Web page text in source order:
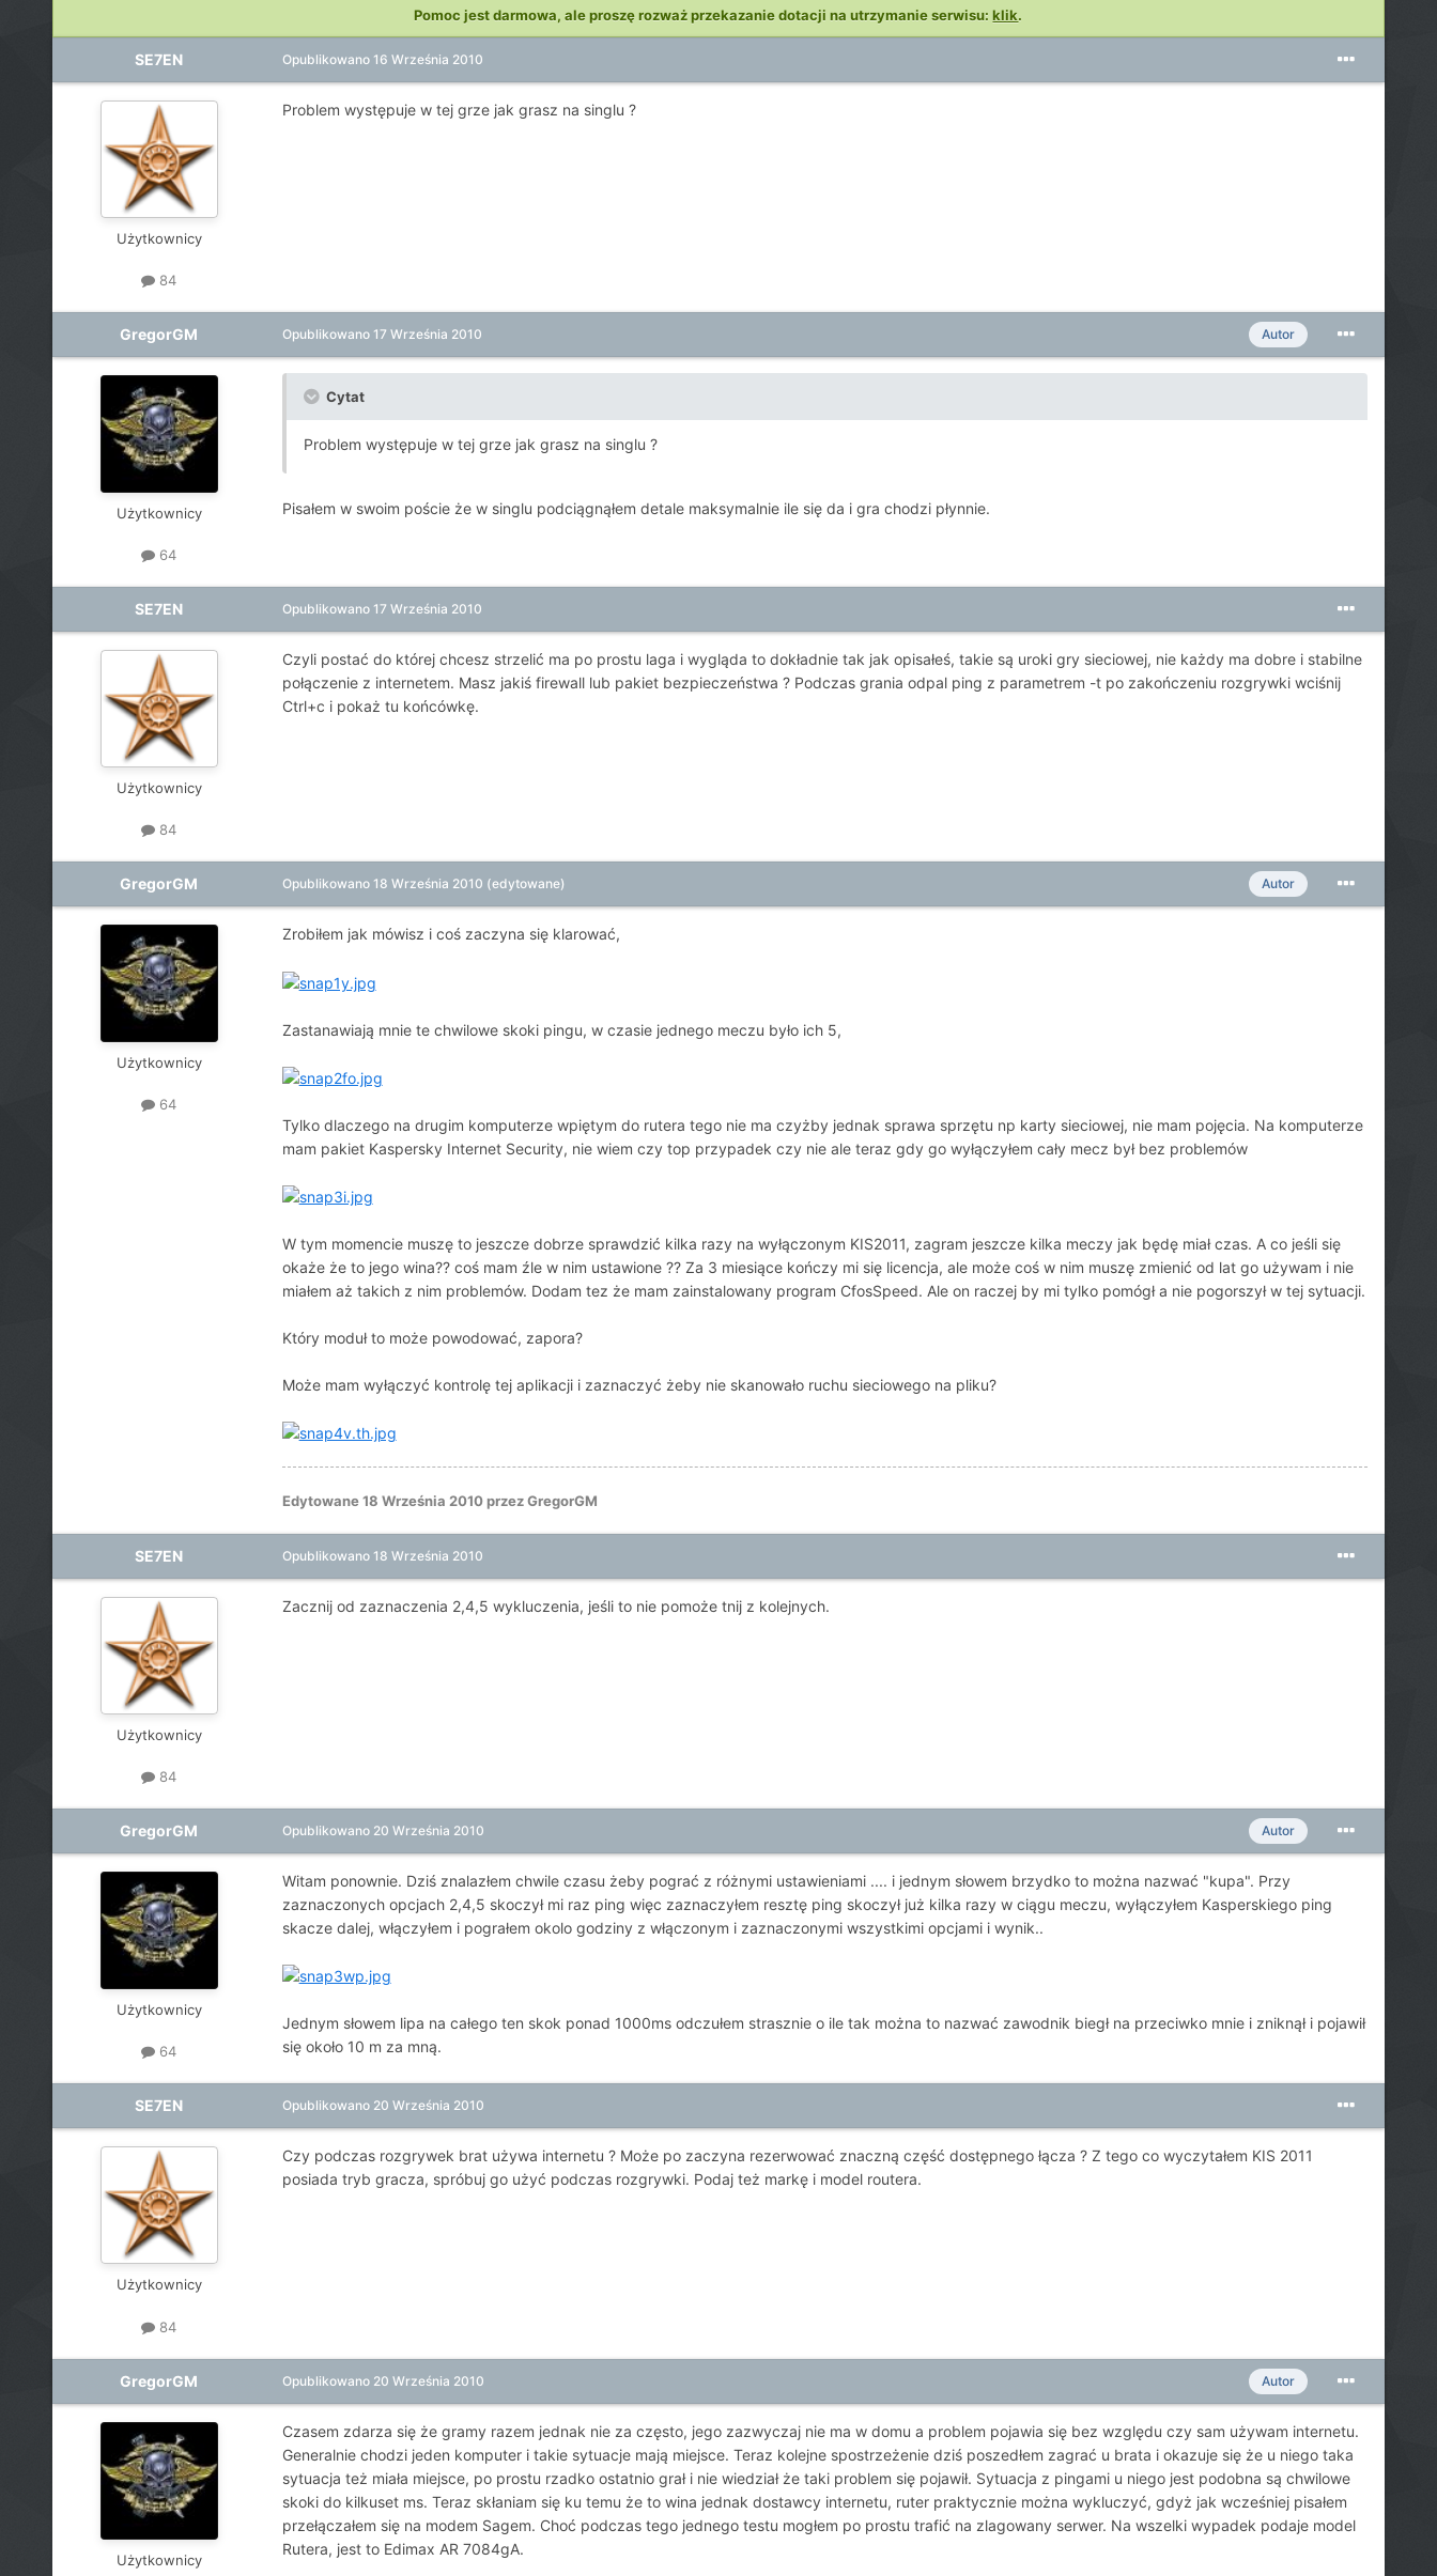
Pomoc jest darmowa, ale proszę rozważ przekazanie dotacji na utrzymanie serwisu:klik.
SE7EN
Użytkownicy
84
Opublikowano 16 Września 2010
Problem występuje w tej grze jak grasz na singlu ?
GregorGM
Użytkownicy
64
Autor
Opublikowano 17 Września 2010
Cytat
Problem występuje w tej grze jak grasz na singlu ?
Pisałem w swoim poście że w singlu podciągnąłem detale maksymalnie ile się da i gra chodzi płynnie.
SE7EN
Użytkownicy
84
Opublikowano 17 Września 2010
Czyli postać do której chcesz strzelić ma po prostu laga i wygląda to dokładnie tak jak opisałeś, takie są uroki gry sieciowej, nie każdy ma dobre i stabilne
połączenie z internetem. Masz jakiś firewall lub pakiet bezpieczeństwa ? Podczas grania odpal ping z parametrem -t po zakończeniu rozgrywki wciśnij
Ctrl+c i pokaż tu końcówkę.
GregorGM
Użytkownicy
64
Autor
Opublikowano 18 Września 2010 (edytowane)
Zrobiłem jak mówisz i coś zaczyna się klarować,
Zastanawiają mnie te chwilowe skoki pingu, w czasie jednego meczu było ich 5,
Tylko dlaczego na drugim komputerze wpiętym do rutera tego nie ma czyżby jednak sprawa sprzętu np karty sieciowej, nie mam pojęcia. Na komputerze
mam pakiet Kaspersky Internet Security, nie wiem czy top przypadek czy nie ale teraz gdy go wyłączyłem cały mecz był bez problemów
W tym momencie muszę to jeszcze dobrze sprawdzić kilka razy na wyłączonym KIS2011, zagram jeszcze kilka meczy jak będę miał czas. A co jeśli się
okaże że to jego wina?? coś mam źle w nim ustawione ?? Za 3 miesiące kończy mi się licencja, ale może coś w nim muszę zmienić od lat go używam i nie
miałem aż takich z nim problemów. Dodam tez że mam zainstalowany program CfosSpeed. Ale on raczej by mi tylko pomógł a nie pogorszył w tej sytuacji.
Który moduł to może powodować, zapora?
Może mam wyłączyć kontrolę tej aplikacji i zaznaczyć żeby nie skanowało ruchu sieciowego na pliku?
Edytowane18 Września 2010przez GregorGM
SE7EN
Użytkownicy
84
Opublikowano 18 Września 2010
Zacznij od zaznaczenia 2,4,5 wykluczenia, jeśli to nie pomoże tnij z kolejnych.
GregorGM
Użytkownicy
64
Autor
Opublikowano 20 Września 2010
Witam ponownie. Dziś znalazłem chwile czasu żeby pograć z różnymi ustawieniami .... i jednym słowem brzydko to można nazwać "kupa". Przy
zaznaczonych opcjach 2,4,5 skoczył mi raz ping więc zaznaczyłem resztę ping skoczył już kilka razy w ciągu meczu, wyłączyłem Kasperskiego ping
skacze dalej, włączyłem i pograłem okolo godziny z włączonym i zaznaczonymi wszystkimi opcjami i wynik..
Jednym słowem lipa na całego ten skok ponad 1000ms odczułem strasznie o ile tak można to nazwać zawodnik biegł na przeciwko mnie i zniknął i pojawił
się około 10 m za mną.
SE7EN
Użytkownicy
84
Opublikowano 20 Września 2010
Czy podczas rozgrywek brat używa internetu ? Może po zaczyna rezerwować znaczną część dostępnego łącza ? Z tego co wyczytałem KIS 2011
posiada tryb gracza, spróbuj go użyć podczas rozgrywki. Podaj też markę i model routera.
GregorGM
Użytkownicy
Autor
Opublikowano 20 Września 2010
Czasem zdarza się że gramy razem jednak nie za często, jego zazwyczaj nie ma w domu a problem pojawia się bez względu czy sam używam internetu.
Generalnie chodzi jeden komputer i takie sytuacje mają miejsce. Teraz kolejne spostrzeżenie dziś poszedłem zagrać u brata i okazuje się że u niego taka
sytuacja też miała miejsce, po prostu rzadko ostatnio grał i nie wiedział że taki problem się pojawił. Sytuacja z pingami u niego jest podobna są chwilowe
skoki do kilkuset ms. Teraz skłaniam się ku temu że to wina jednak dostawcy internetu, ruter praktycznie można wykluczyć, gdyż jak wcześniej pisałem
przełączałem się na modem Sagem. Choć podczas tego jednego testu mogłem po prostu trafić na zlagowany serwer. Na wszelki wypadek podaje model
Rutera, jest to Edimax AR 7084gA.